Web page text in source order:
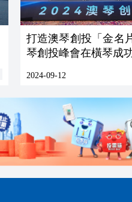
打造澳琴創投「金名
琴創投峰會在橫琴成
2024-09-12